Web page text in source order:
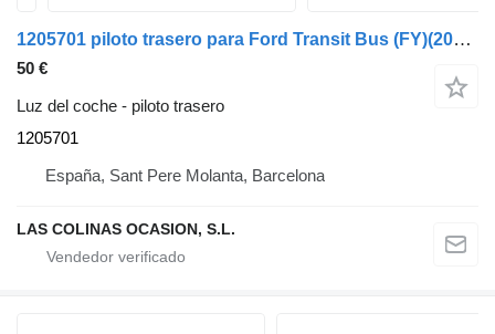
1205701 piloto trasero para Ford Transit Bus (FY)(2000->) furgoneta
50 €
Luz del coche - piloto trasero
1205701
España, Sant Pere Molanta, Barcelona
LAS COLINAS OCASION, S.L.